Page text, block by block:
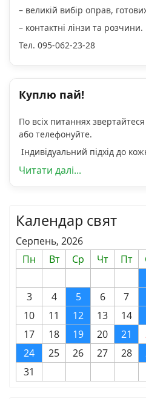
– великій вибір оправ,
– контактні лінзи та розчини.
Тел. 095-062-23-28
Куплю пай!
По всіх питаннях
або телефонуйте.
Індивідуальний підхід до
Читати далі...
Календар свят
Серпень, 2026
Пн
Вт Ср Чт Пт
3
4 5 6 7
10
11 12 13 14
17
18 19 20 21
24
25 26 27 28
31